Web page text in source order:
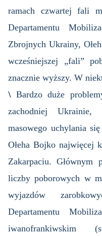
ramach czwartej fali
Departamentu
Zbrojnych Ukrainy,
wcześniejszej „fali”
znacznie wyższy. W
\ Bardzo duże
zachodniej
masowego uchylania
Ołeha Bojko najwięcej
Zakarpaciu. Głównym
liczby poborowych w
wyjazdów
Departamentu
iwanofrankiwskim